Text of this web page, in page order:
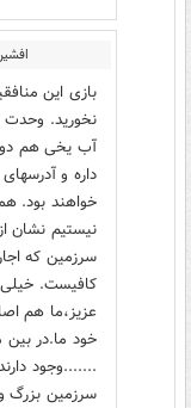
بازی این
نخورید. وحدت
آب یخی هم
داره و
خواهند بود.
نیستیم نشان
سرزمین که
کافیست. خیلی
عزیز،ما هم
خود ما.در
.......وجود
سرزمین بزرگ و